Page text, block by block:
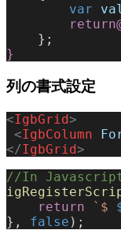
        var
    };
}
列の書式設定
<IgbGrid>
<IgbColumn
</IgbGrid>
//In
    return
`$
}, false );